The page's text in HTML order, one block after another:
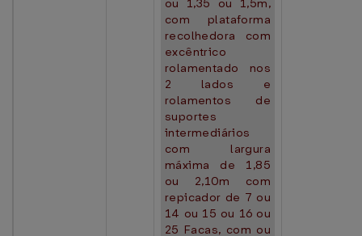
ou 1,35 ou 1,5m,
com plataforma
recolhedora com
excêntrico
rolamentado nos
2 lados e
rolamentos de
suportes
intermediários
com largura
máxima de 1,85
ou 2,10m com
repicador de 7 ou
14 ou 15 ou 16 ou
25 Facas, com ou